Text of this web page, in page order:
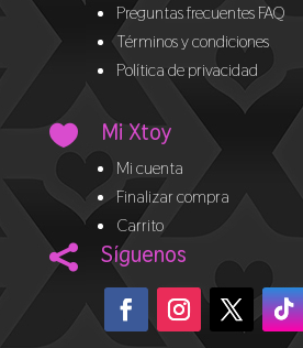
Preguntas frecuentes FAQ
Términos y condiciones
Política de privacidad
 Mi Xtoy
Mi cuenta
Finalizar compra
Carrito
 Síguenos